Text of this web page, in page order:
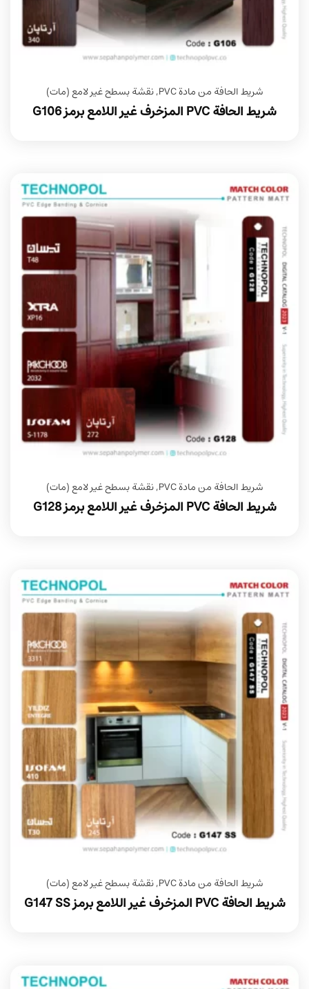
شريط الحافة من مادة PVC ,نقشة بسطح غير لامع (مات)
شريط الحافة PVC المزخرف غير اللامع برمز G106
شريط الحافة من مادة PVC ,نقشة بسطح غير لامع (مات)
شريط الحافة PVC المزخرف غير اللامع برمز G128
شريط الحافة من مادة PVC ,نقشة بسطح غير لامع (مات)
شريط الحافة PVC المزخرف غير اللامع برمز G147 SS